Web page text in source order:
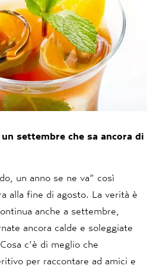
settembre che sa ancora di
un anno se ne va” così
alla fine di agosto. La verità è
anche a settembre,
ancora calde e soleggiate
c’è di meglio che
per raccontare ad amici e